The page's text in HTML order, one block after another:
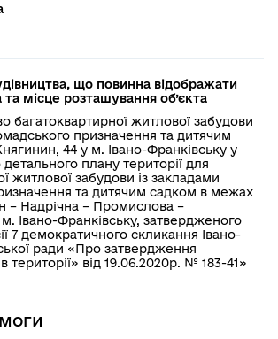
що повинна відображати
та місце розташування об’єкта
багатоквартирної житлової забудови
призначення та дитячим
44 у м. Івано-Франківську у
детального плану території для
житлової забудови із закладами
та дитячим садком в межах
– Надрічна – Промислова –
м. Івано-Франківську, затвердженого
7 демократичного скликання Івано-
ради «Про затвердження
території» від 19.06.2020р. № 183-41»